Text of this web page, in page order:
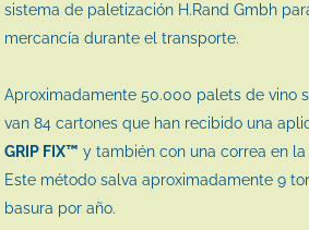
sistema de paletización H.Rand Gmbh
mercancía durante el transporte.
Aproximadamente 50.000 palets de vino
van 84 cartones que han recibido una
GRIP FIX™ y también con una correa en
Este método salva aproximadamente 9
basura por año.